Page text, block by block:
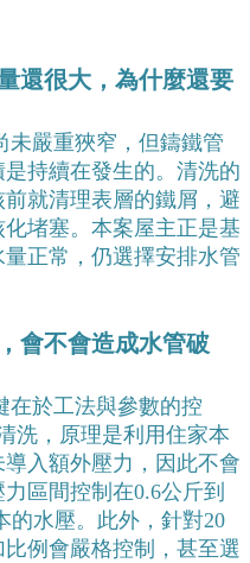
還很大，為什麼還要
未嚴重狹窄，但鑄鐵管
持續在發生的。清洗的
就清理表層的鐵屑，避
堵塞。本案屋主正是基
正常，仍選擇安排水管
會不會造成水管破
在於工法與參數的控
洗，原理是利用住家本
入額外壓力，因此不會
區間控制在0.6公斤到
的水壓。此外，針對20
例會嚴格控制，甚至選